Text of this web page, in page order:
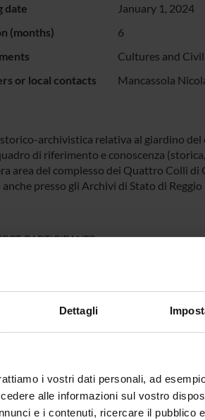
Dettagli
i vostri dati personali, ad
alle informazioni sul vostro
e i contenuti, ricercare il
date
January 1, 2024
(months)
6
Cultures and
or local contacts
Mancassola
storico-archivistica relativa al giardino
di riferimento e conoscenza
area del complesso dei Quattro Colli
presso gli Archivi di Stato di
PARTICIPANTS
AREAS INVOLVED IN THE PROJECT
del mondo antico e medievale
Antropologia
heritage, cultural identities and